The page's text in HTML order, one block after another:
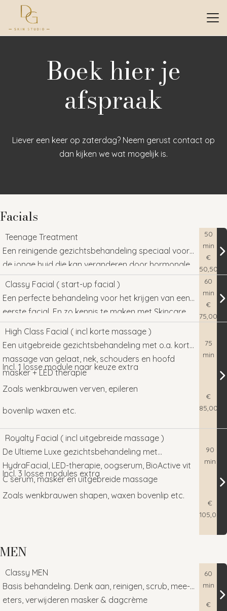
Boek hier je
afspraak
Liever een keer op zaterdag? Neem gerust contact op
dan kijken we wat mogelijk is.
Facials
Teenage Treatment
Een reinigende gezichtsbehandeling speciaal voor
de jonge huid die kan veranderen door hormonale
invloeden. Denk aan puistjes, mee-eters maar ook
beginnende acné?
50
min
€
50,50
Een reinigende gezichtsbehandeling speciaal voor de
jonge huid die kan veranderen door hormonale invloeden.
Denk aan puistjes, mee-eters maar ook beginnende
acné?
Classy Facial ( start-up facial )
Een perfecte behandeling voor het krijgen van een
eerste facial. En zo kennis te maken met Skincare.
Zo leer je wat het kan doen voor de gezondheid
van je huid en kunnen we samen kijken welke
behandeling nu echt bij je past. Alle behandelingen
zijn van a-z afgestemd op uw huidtype.
60
min
€
75,00
Een perfecte behandeling voor het krijgen van een eerste
facial. En zo kennis te maken met Skincare. Zo leer je wat
het kan doen voor de gezondheid van je huid en kunnen
we samen kijken welke behandeling nu echt bij je past. Alle
behandelingen zijn van a-z afgestemd op uw huidtype.
High Class Facial ( incl korte massage )
Een uitgebreide gezichtsbehandeling met o.a. korte
massage van gelaat, nek, schouders en hoofd
masker + LED therapie
Incl. 1 losse module naar keuze extra
Zoals wenkbrauwen verven, epileren
bovenlip waxen etc.
75
min
€
85,00
Een uitgebreide gezichtsbehandeling met o.a. korte
massage van gelaat, nek, schouders en hoofd masker +
LED therapie
Incl. 1 losse module naar keuze extra
Royalty Facial ( incl uitgebreide massage )
De Ultieme Luxe gezichtsbehandeling met
HydraFacial, LED-therapie, oogserum, BioActive vit
C serum, masker en uitgebreide massage
Incl. 3 losse modules extra
Zoals wenkbrauwen shapen, waxen bovenlip etc.
90
min
€
105,00
LED-therapie, oogserum, BioActive vit C serum, masker en
uitgebreide massage
Incl. 3 losse modules extra
MEN
Classy MEN
Basis behandeling. Denk aan, reinigen, scrub, mee-
eters, verwijderen masker & dagcrème
60
min
€